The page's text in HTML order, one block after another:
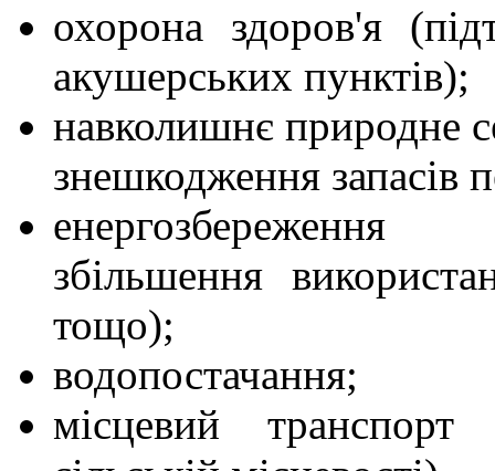
охорона здоров'я
акушерських пунктів);
навколишнє природне
знешкодження запасів
енергозбереження
збільшення
тощо);
водопостачання;
місцевий транспорт